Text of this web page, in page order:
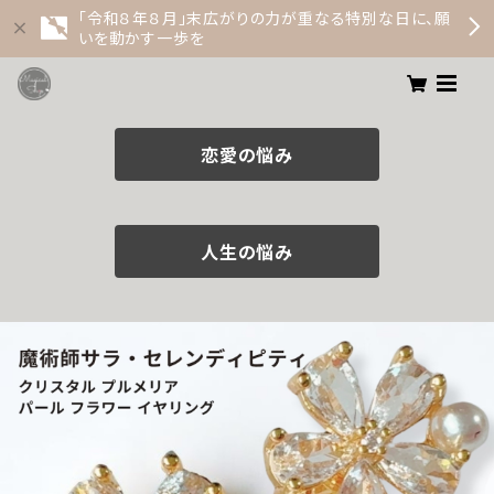
「令和８年８月」末広がりの力が重なる特別な日に、願
いを動かす一歩を
恋愛の悩み
人生の悩み